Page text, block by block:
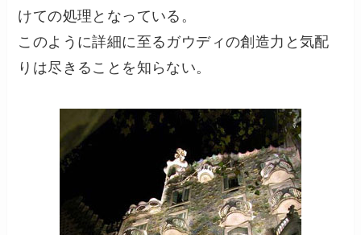
けての処理となっている。
このように詳細に至るガウディの創造力と気配
りは尽きることを知らない。